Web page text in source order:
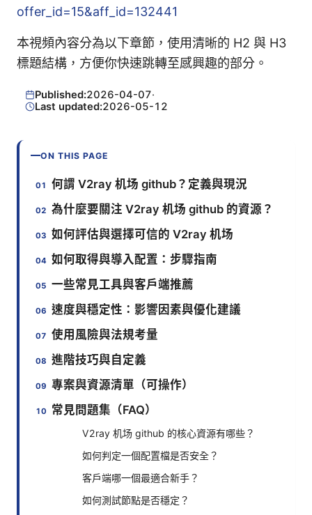
offer_id=15&aff_id=132441
本視頻內容分為以下章節，使用清晰的 H2 與 H3
標題結構，方便你快速跳轉至感興趣的部分。
Published:2026-04-07·
Last updated:2026-05-12
ON THIS PAGE
何謂 V2ray 机场 github？定義與現況
為什麼要關注 V2ray 机场 github 的資源？
如何評估與選擇可信的 V2ray 机场
如何取得與導入配置：步驟指南
一些常見工具與客戶端推薦
速度與穩定性：影響因素與優化建議
使用風險與法規考量
進階技巧與自定義
專案與資源清單（可操作）
常見問題集（FAQ）
V2ray 机场 github 的核心資源有哪些？
如何判定一個配置檔是否安全？
客戶端哪一個最適合新手？
如何測試節點是否穩定？